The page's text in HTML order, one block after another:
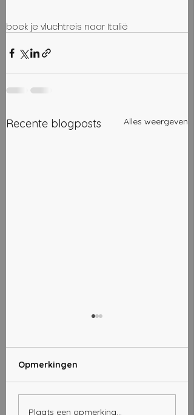
boek je vluchtreis naar Italië
Recente blogposts Alles weergeven
Wijnen uit
Opmerkingen
Plaats een opmerking...